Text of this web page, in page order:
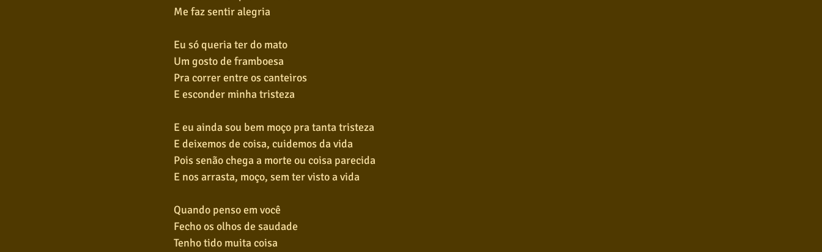
Me faz sentir alegria
Eu só queria ter do mato
Um gosto de framboesa
Pra correr entre os canteiros
E esconder minha tristeza
E eu ainda sou bem moço pra tanta tristeza
E deixemos de coisa, cuidemos da vida
Pois senão chega a morte ou coisa parecida
E nos arrasta, moço, sem ter visto a vida
Quando penso em você
Fecho os olhos de saudade
Tenho tido muita coisa